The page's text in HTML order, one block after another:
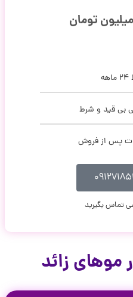
میلیون تومان
تماس بگیرید
موهای زائد